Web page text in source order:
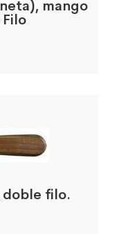
mango
doble filo.